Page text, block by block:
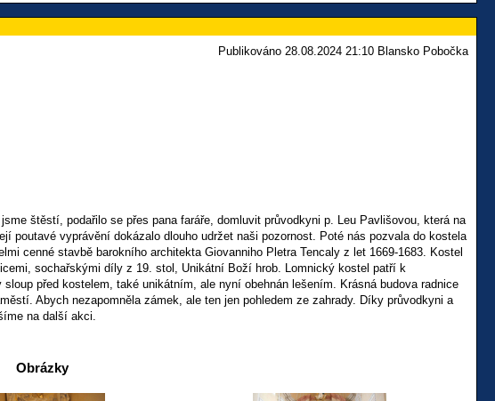
Publikováno 28.08.2024 21:10 Blansko Pobočka
štěstí, podařilo se přes pana faráře, domluvit průvodkyni p. Leu Pavlišovou, která na
poutavé vyprávění dokázalo dlouho udržet naši pozornost. Poté nás pozvala do kostela
cenné stavbě barokního architekta Giovanniho Pletra Tencaly z let 1669-1683. Kostel
sochařskými díly z 19. stol, Unikátní Boží hrob. Lomnický kostel patří k
před kostelem, také unikátním, ale nyní obehnán lešením. Krásná budova radnice
Abych nezapomněla zámek, ale ten jen pohledem ze zahrady. Díky průvodkyni a
na další akci.
Obrázky